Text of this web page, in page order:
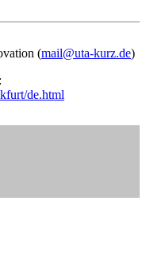
(mail@uta-kurz.de)
de.html